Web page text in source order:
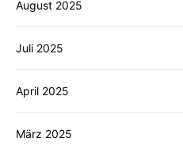
August 2025
Juli 2025
April 2025
März 2025